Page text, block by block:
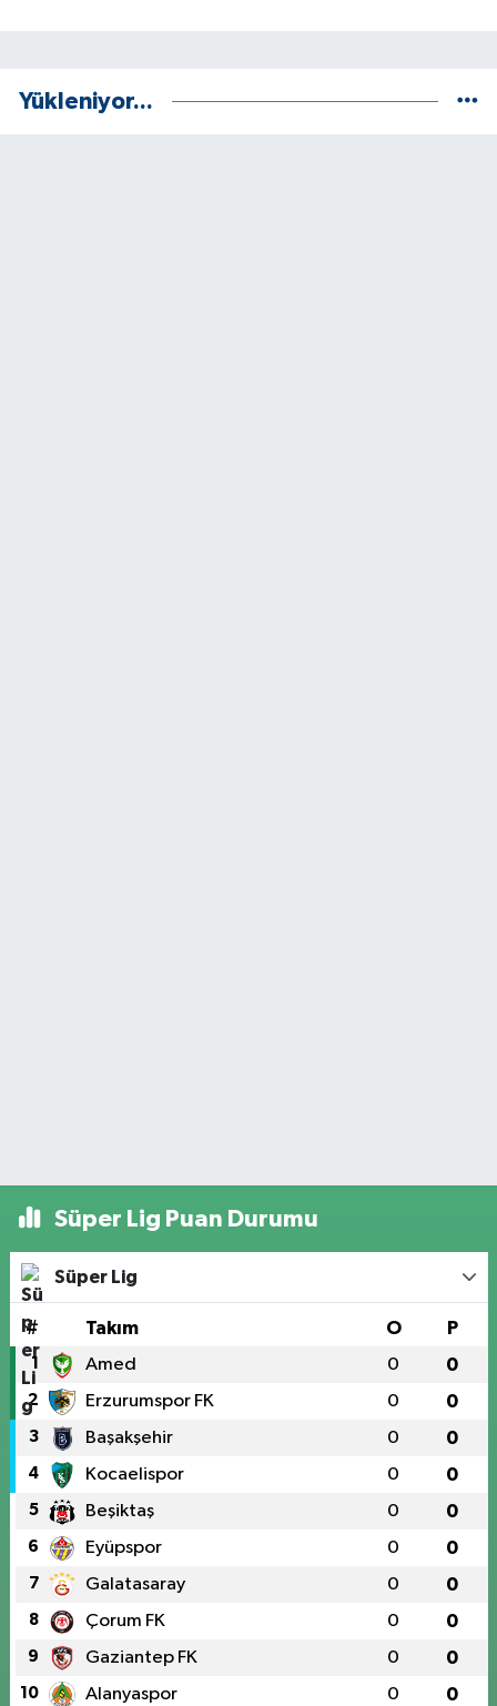
Yükleniyor...
Süper Lig Puan Durumu
Süper Lig
# Takım O P
1 Amed 0 0
2 Erzurumspor FK 0 0
3 Başakşehir 0 0
4 Kocaelispor 0 0
5 Beşiktaş 0 0
6 Eyüpspor 0 0
7 Galatasaray 0 0
8 Çorum FK 0 0
9 Gaziantep FK 0 0
10 Alanyaspor 0 0